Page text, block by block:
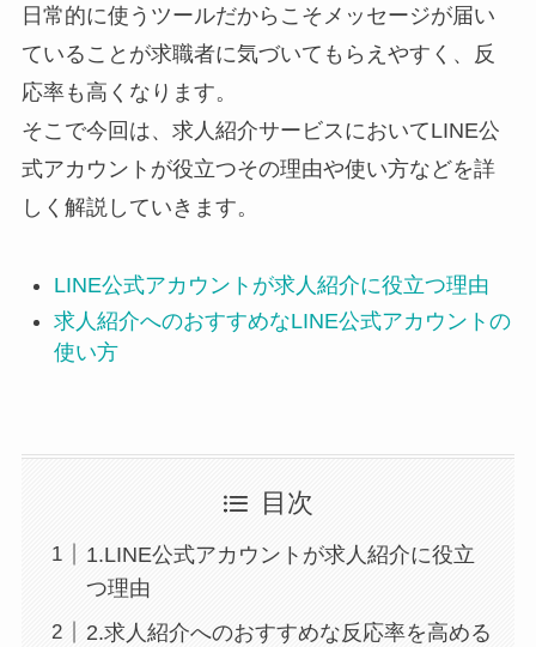
日常的に使うツールだからこそメッセージが届い
ていることが求職者に気づいてもらえやすく、反
応率も高くなります。
そこで今回は、求人紹介サービスにおいてLINE公
式アカウントが役立つその理由や使い方などを詳
しく解説していきます。
LINE公式アカウントが求人紹介に役立つ理由
求人紹介へのおすすめなLINE公式アカウントの
使い方
目次
1.LINE公式アカウントが求人紹介に役立
つ理由
2.求人紹介へのおすすめな反応率を高める